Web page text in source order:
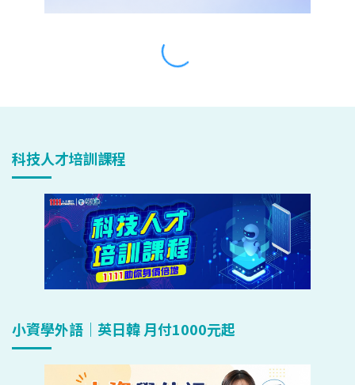
科技人才培訓課程
小資學外語｜英日韓 月付1000元起